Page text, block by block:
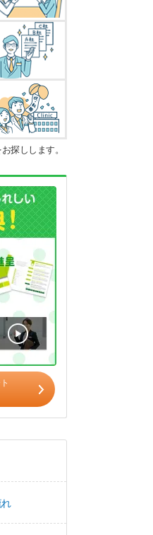
探しします。